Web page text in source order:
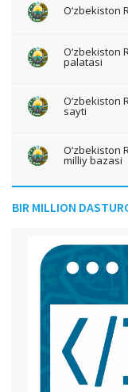
O‘zbekiston
O‘zbekiston
palatasi
O‘zbekiston
sayti
O‘zbekiston
milliy bazasi
BIR MILLION